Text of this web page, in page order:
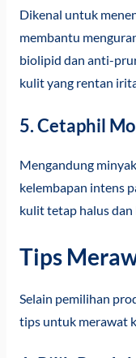
Dikenal untuk
membantu
biolipid dan anti-
kulit yang rentan
5. Cetaphil
Mengandung
kelembapan intens
kulit tetap halus dan
Tips
Selain pemilihan
tips untuk merawat